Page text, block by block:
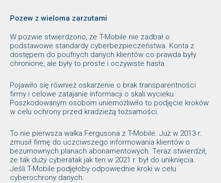
Pozew z wieloma zarzutami
W pozwie stwierdzono, że T-Mobile nie zadbał o
podstawowe standardy cyberbezpieczeństwa. Konta z
dostępem do poufnych danych klientów co prawda były
chronione, ale były to proste i oczywiste hasła.
Pojawiło się również oskarżenie o brak transparentności
firmy i celowe zatajanie informacji o skali wycieku.
Poszkodowanym osobom uniemożliwiło to podjęcie kroków
w celu ochrony przed kradzieżą tożsamości.
To nie pierwsza walka Fergusona z T-Mobile. Już w 2013 r.
zmusił firmę do uczciwszego informowania klientów o
bezumownych planach abonamentowych. Teraz stwierdził,
że tak duży cyberatak jak ten w 2021 r. był do uniknięcia.
Jeśli T-Mobile podjęłoby odpowiednie kroki w celu
cyberochrony danych.